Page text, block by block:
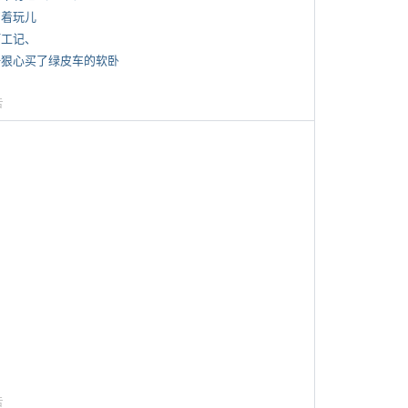
玩儿
记、
心买了绿皮车的软卧